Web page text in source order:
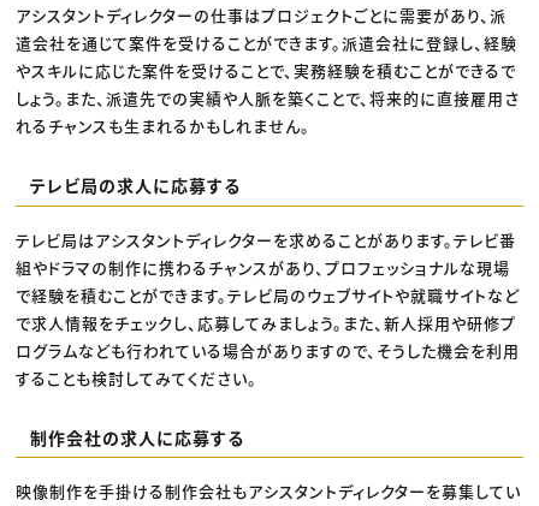
アシスタントディレクターの仕事はプロジェクトごとに需要があり、派
遣会社を通じて案件を受けることができます。派遣会社に登録し、経験
やスキルに応じた案件を受けることで、実務経験を積むことができるで
しょう。また、派遣先での実績や人脈を築くことで、将来的に直接雇用さ
れるチャンスも生まれるかもしれません。
テレビ局の求人に応募する
テレビ局はアシスタントディレクターを求めることがあります。テレビ番
組やドラマの制作に携わるチャンスがあり、プロフェッショナルな現場
で経験を積むことができます。テレビ局のウェブサイトや就職サイトなど
で求人情報をチェックし、応募してみましょう。また、新人採用や研修プ
ログラムなども行われている場合がありますので、そうした機会を利用
することも検討してみてください。
制作会社の求人に応募する
映像制作を手掛ける制作会社もアシスタントディレクターを募集してい